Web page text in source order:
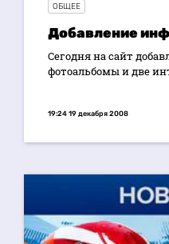
ОБЩЕЕ
Добавление
Сегодня на сайт
фотоальбомы и две
19:24 19 декабря 2008